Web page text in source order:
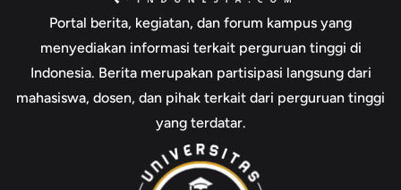
Portal berita, kegiatan, dan forum kampus yang
menyediakan informasi terkait perguruan tinggi di
Indonesia. Berita merupakan partisipasi langsung dari
mahasiswa, dosen, dan pihak terkait dari perguruan tinggi
yang terdatar.